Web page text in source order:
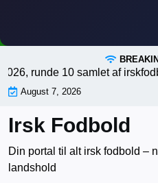
content
10 samlet af
August 7, 2026
Irsk Fodbold
Din portal til alt irsk fodbold –
landshold